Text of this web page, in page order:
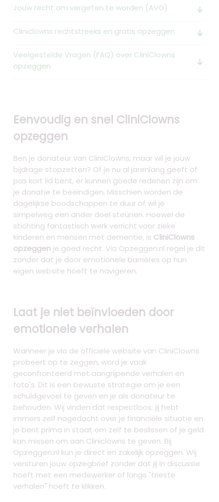
Jouw recht om vergeten te worden (AVG) arrow_downward_alt
Cliniclowns rechtstreeks en gratis opzeggen arrow_downward_alt
Veelgestelde Vragen (FAQ) over CliniClowns
opzeggen
arrow_downward_alt
Eenvoudig en snel CliniClowns
opzeggen
Ben je donateur van CliniClowns, maar wil je jouw
bijdrage stopzetten? Of je nu al jarenlang geeft of
pas kort lid bent, er kunnen goede redenen zijn om
je donatie te beëindigen. Misschien worden de
dagelijkse boodschappen te duur of wil je
simpelweg een ander doel steunen. Hoewel de
stichting fantastisch werk verricht voor zieke
kinderen en mensen met dementie, is CliniClowns
opzeggen je goed recht. Via Opzeggen.nl regel je dit
zonder dat je door emotionele barrières op hun
eigen website hoeft te navigeren.
Laat je niet beïnvloeden door
emotionele verhalen
Wanneer je via de officiële website van CliniClowns
probeert op te zeggen, word je vaak
geconfronteerd met aangrijpende verhalen en
foto's. Dit is een bewuste strategie om je een
schuldgevoel te geven en je als donateur te
behouden. Wij vinden dat respectloos; jij hebt
immers zelf nagedacht over je financiële situatie en
je bent prima in staat om zelf te beslissen of je geld
kan missen om aan Cliniclowns te geven. Bij
Opzeggen.nl kun je direct en zakelijk opzeggen. Wij
versturen jouw opzegbrief zonder dat jij in discussie
hoeft met een medewerker of langs "trieste
verhalen" hoeft te klikken.